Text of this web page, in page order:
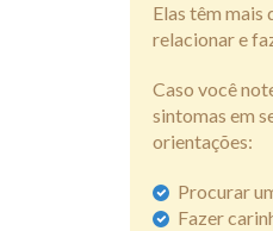
Elas têm mais
relacionar e
Caso você
sintomas em
orientações:
Procurar
Fazer